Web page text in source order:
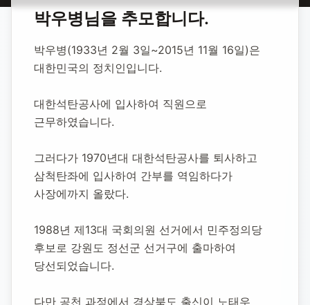
합동 추모 박우병 정치인
박우병 정치인
추모소 개설:2020년 11월 11일
박우병님을 추모합니다.
박우병(1933년 2월 3일~2015년 11월 16일)은
대한민국의 정치인입니다.
대한석탄공사에 입사하여 직원으로
근무하였습니다.
그러다가 1970년대 대한석탄공사를 퇴사하고
삼척탄좌에 입사하여 간부를 역임하다가
사장에까지 올랐다.
1988년 제13대 국회의원 선거에서 민주정의당
후보로 강원도 정선군 선거구에 출마하여
당선되었습니다.
다만 공천 과정에서 경상북도 출신이 노태우